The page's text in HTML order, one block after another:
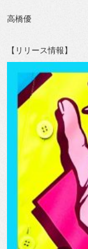
高橋優
【リリース情報】